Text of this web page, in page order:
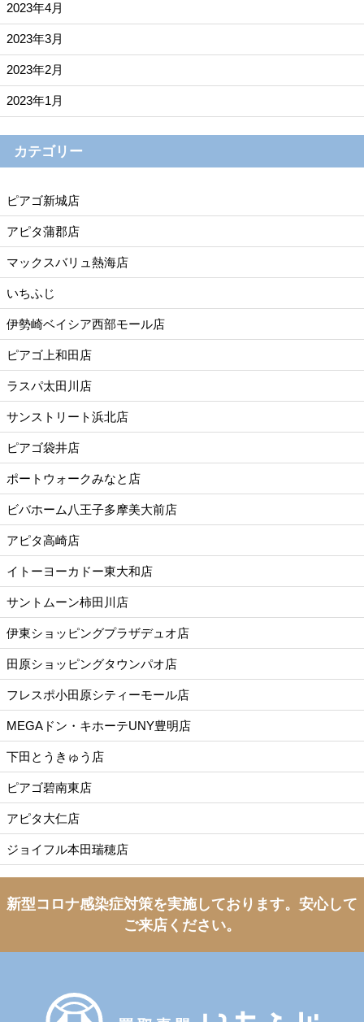
2023年4月
2023年3月
2023年2月
2023年1月
カテゴリー
ピアゴ新城店
アピタ蒲郡店
マックスバリュ熱海店
いちふじ
伊勢崎ベイシア西部モール店
ピアゴ上和田店
ラスパ太田川店
サンストリート浜北店
ピアゴ袋井店
ポートウォークみなと店
ビバホーム八王子多摩美大前店
アピタ高崎店
イトーヨーカドー東大和店
サントムーン柿田川店
伊東ショッピングプラザデュオ店
田原ショッピングタウンパオ店
フレスポ小田原シティーモール店
MEGAドン・キホーテUNY豊明店
下田とうきゅう店
ピアゴ碧南東店
アピタ大仁店
ジョイフル本田瑞穂店
新型コロナ感染症対策を実施しております。 安心して
ご来店ください。